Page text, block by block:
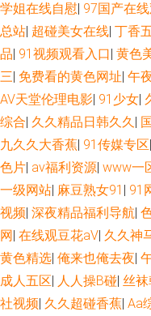
福利 操操青青草导航 综合小
五月婷婷色色 国偷传媒 日韩
碰国产在线 日本色情免费影
日韩无码 成人性生网站 99热
网址 TS调教直男 成人含羞草
福利11 午夜成人福利社
站 久久草资源网 91熟女91
学姐在线自慰| 97国产在
总站| 超碰美女在线| 丁香
品| 91视频观看入口| 黄色
三| 免费看的黄色网址| 午
AV天堂伦理电影| 91少女|
综合| 久久精品日韩久久|
九久久大香蕉| 91传媒专区|
色片| av福利资源| www一
一级网站| 麻豆熟女91 | 91
视频| 深夜精品福利导航|
网| 在线观豆花aV| 久久神
黄色精选| 俺来也俺去夜|
成人五区| 人人操B碰| 丝
社视频| 久久超碰香蕉| Aa